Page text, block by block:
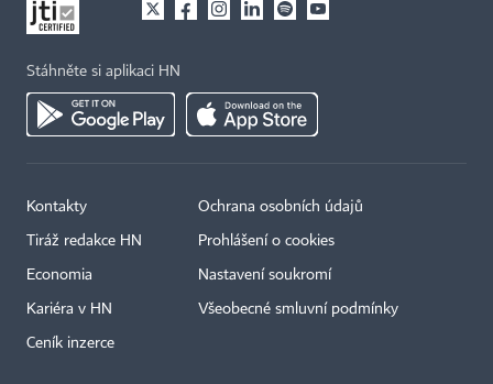
Stáhněte si aplikaci HN
Kontakty
Tiráž redakce HN
Economia
Kariéra v HN
Ceník inzerce
Ochrana osobních údajů
Prohlášení o cookies
Nastavení soukromí
Všeobecné smluvní podmínky